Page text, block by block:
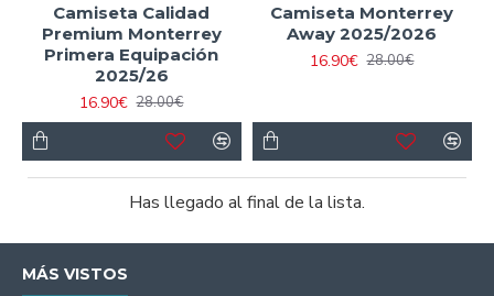
Camiseta Calidad
Premium Monterrey
Primera Equipación
2025/26
16.90€ 28.00€
Camiseta Monterrey
Away 2025/2026
16.90€ 28.00€
Has llegado al final de la lista.
MÁS VISTOS